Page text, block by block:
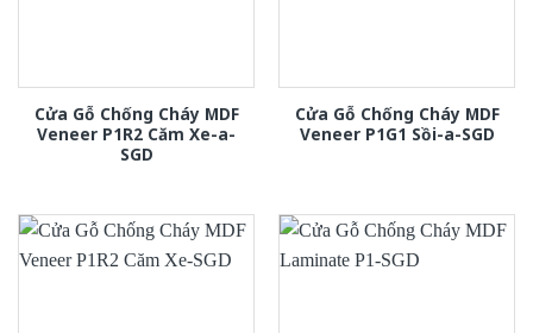
Cửa Gỗ Chống Cháy MDF
Veneer P1R2 Căm Xe-a-
SGD
Cửa Gỗ Chống Cháy MDF
Veneer P1G1 Sồi-a-SGD